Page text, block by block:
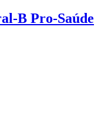
B Pro-Saúde